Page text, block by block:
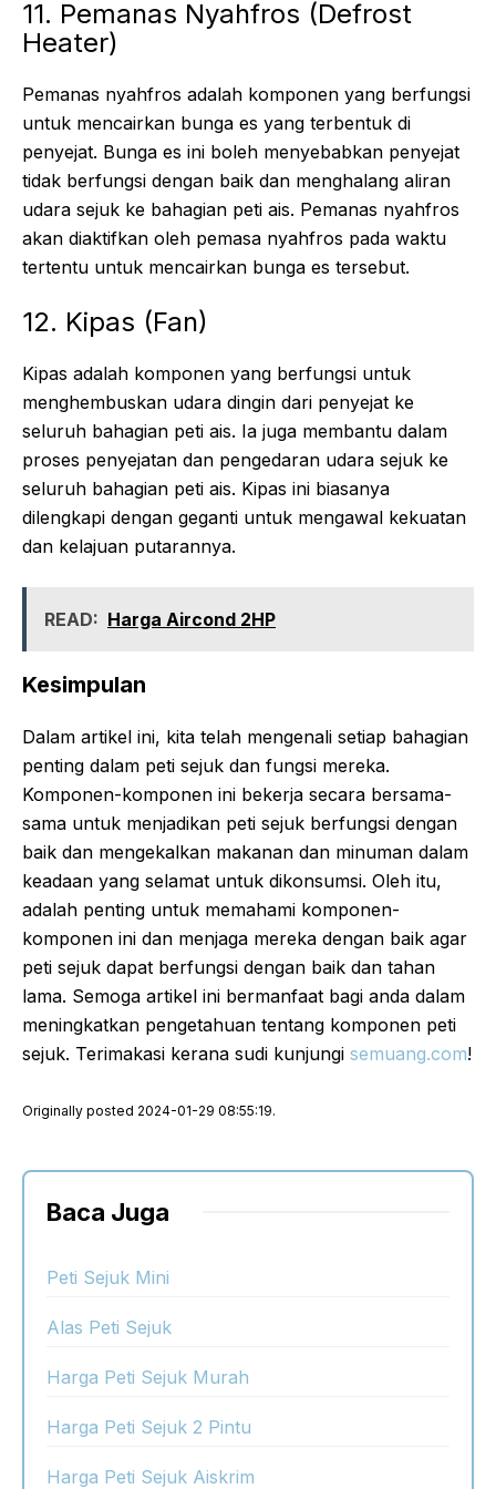
11. Pemanas Nyahfros (Defrost
Heater)
Pemanas nyahfros adalah komponen yang berfungsi
untuk mencairkan bunga es yang terbentuk di
penyejat. Bunga es ini boleh menyebabkan penyejat
tidak berfungsi dengan baik dan menghalang aliran
udara sejuk ke bahagian peti ais. Pemanas nyahfros
akan diaktifkan oleh pemasa nyahfros pada waktu
tertentu untuk mencairkan bunga es tersebut.
12. Kipas (Fan)
Kipas adalah komponen yang berfungsi untuk
menghembuskan udara dingin dari penyejat ke
seluruh bahagian peti ais. Ia juga membantu dalam
proses penyejatan dan pengedaran udara sejuk ke
seluruh bahagian peti ais. Kipas ini biasanya
dilengkapi dengan geganti untuk mengawal kekuatan
dan kelajuan putarannya.
READ: Harga Aircond 2HP
Kesimpulan
Dalam artikel ini, kita telah mengenali setiap bahagian
penting dalam peti sejuk dan fungsi mereka.
Komponen-komponen ini bekerja secara bersama-
sama untuk menjadikan peti sejuk berfungsi dengan
baik dan mengekalkan makanan dan minuman dalam
keadaan yang selamat untuk dikonsumsi. Oleh itu,
adalah penting untuk memahami komponen-
komponen ini dan menjaga mereka dengan baik agar
peti sejuk dapat berfungsi dengan baik dan tahan
lama. Semoga artikel ini bermanfaat bagi anda dalam
meningkatkan pengetahuan tentang komponen peti
sejuk. Terimakasi kerana sudi kunjungi semuang.com!
Originally posted 2024-01-29 08:55:19.
Baca Juga
Peti Sejuk Mini
Alas Peti Sejuk
Harga Peti Sejuk Murah
Harga Peti Sejuk 2 Pintu
Harga Peti Sejuk Aiskrim